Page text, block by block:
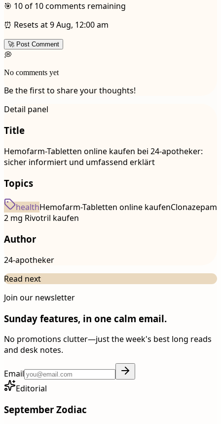
🎯 10 of 10 comments remaining
⏰ Resets at 9 Aug, 12:00 am
🚀 Post Comment
💭
No comments yet
Be the first to share your thoughts!
Detail panel
Title
Hemofarm-Tabletten online kaufen bei 24-apotheker:
sicher informiert und umfassend erklärt
Topics
healthHemofarm-Tabletten online kaufenClonazepam
2 mg Rivotril kaufen
Author
24-apotheker
Read next
Join our newsletter
Sunday features, in one calm email.
No promotions clutter—just the week's best long reads
and desk notes.
Email
Editorial
September Zodiac